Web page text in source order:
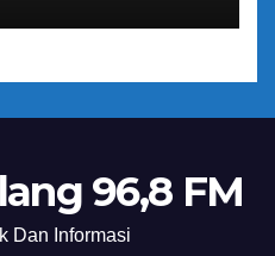
96,8 FM
Dan Informasi